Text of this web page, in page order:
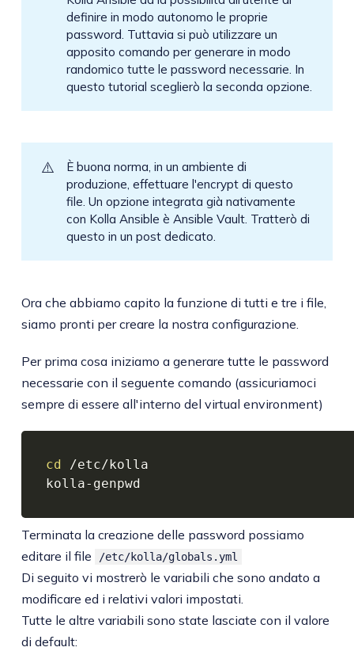
definire in modo autonomo le proprie
password. Tuttavia si può utilizzare un
apposito comando per generare in modo
randomico tutte le password necessarie. In
questo tutorial sceglierò la seconda opzione.
⚠️
È buona norma, in un ambiente di
produzione, effettuare l'encrypt di questo
file. Un opzione integrata già nativamente
con Kolla Ansible è Ansible Vault. Tratterò di
questo in un post dedicato.
Ora che abbiamo capito la funzione di tutti e tre i file,
siamo pronti per creare la nostra configurazione.
Per prima cosa iniziamo a generare tutte le password
necessarie con il seguente comando (assicuriamoci
sempre di essere all'interno del virtual environment)
cd /etc/kolla
Terminata la creazione delle password possiamo
editare il file
/etc/kolla/globals.yml
Di seguito vi mostrerò le variabili che sono andato a
modificare ed i relativi valori impostati.
Tutte le altre variabili sono state lasciate con il valore
di default: